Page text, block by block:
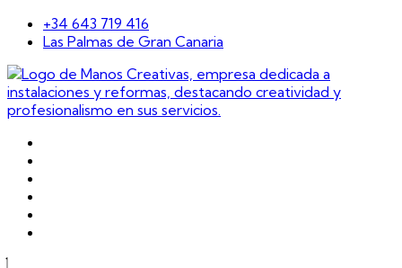
+34 643 719 416
Las Palmas de Gran Canaria